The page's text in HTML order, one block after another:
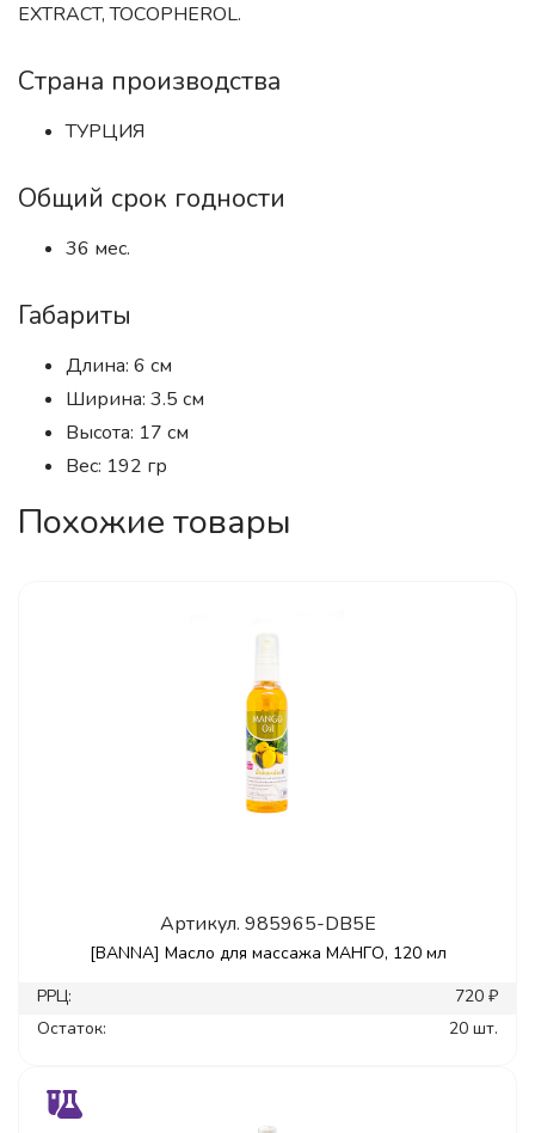
EXTRACT, TOCOPHEROL.
Страна производства
ТУРЦИЯ
Общий срок годности
36 мес.
Габариты
Длина: 6 см
Ширина: 3.5 см
Высота: 17 см
Вес: 192 гр
Похожие товары
Артикул. 985965-DB5E
[BANNA] Масло для массажа МАНГО, 120 мл
РРЦ:
720 ₽
Остаток:
20 шт.